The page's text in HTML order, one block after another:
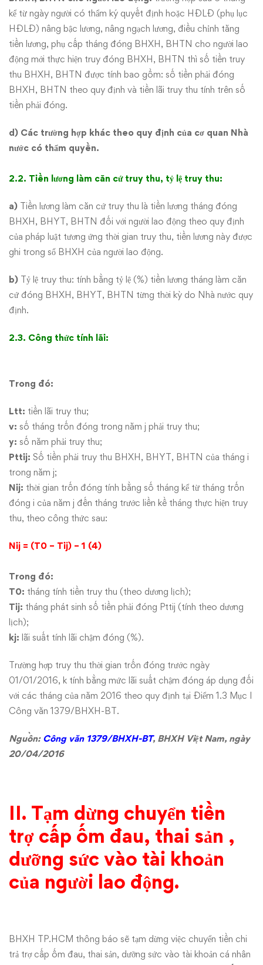
kể từ ngày người có thẩm ký quyết định hoặc HĐLĐ (phụ lục
HĐLĐ) nâng bậc lương, nâng ngạch lương, điều chỉnh tăng
tiền lương, phụ cấp tháng đóng BHXH, BHTN cho người lao
động mới thực hiện truy đóng BHXH, BHTN thì số tiền truy
thu BHXH, BHTN được tính bao gồm: số tiền phải đóng
BHXH, BHTN theo quy định và tiền lãi truy thu tính trên số
tiền phải đóng.
d) Các trường hợp khác theo quy định của cơ quan Nhà
nước có thẩm quyền.
2.2. Tiền lương làm căn cứ truy thu, tỷ lệ truy thu:
a) Tiền lương làm căn cứ truy thu là tiền lương tháng đóng
BHXH, BHYT, BHTN đối với người lao động theo quy định
của pháp luật tương ứng thời gian truy thu, tiền lương này được
ghi trong sổ BHXH của người lao động.
b) Tỷ lệ truy thu: tính bằng tỷ lệ (%) tiền lương tháng làm căn
cứ đóng BHXH, BHYT, BHTN từng thời kỳ do Nhà nước quy
định.
2.3. Công thức tính lãi:
Trong đó:
Ltt: tiền lãi truy thu;
v: số tháng trốn đóng trong năm j phải truy thu;
y: số năm phải truy thu;
Pttij: Số tiền phải truy thu BHXH, BHYT, BHTN của tháng i
trong năm j;
Nij: thời gian trốn đóng tính bằng số tháng kể từ tháng trốn
đóng i của năm j đến tháng trước liền kề tháng thực hiện truy
thu, theo công thức sau:
Nij = (T0 – Tij) – 1 (4)
Trong đó:
T0: tháng tính tiền truy thu (theo dương lịch);
Tij: tháng phát sinh số tiền phải đóng Pttij (tính theo dương
lịch);
kj: lãi suất tính lãi chậm đóng (%).
Trường hợp truy thu thời gian trốn đóng trước ngày
01/01/2016, k tính bằng mức lãi suất chậm đóng áp dụng đối
với các tháng của năm 2016 theo quy định tại Điểm 1.3 Mục I
Công văn 1379/BHXH-BT.
Nguồn: Công văn 1379/BHXH-BT, BHXH Việt Nam, ngày
20/04/2016
II. Tạm dừng chuyển tiền
trợ cấp ốm đau, thai sản ,
dưỡng sức vào tài khoản
của người lao động.
BHXH TP.HCM thông báo sẽ tạm dừng việc chuyển tiền chi
trả trợ cấp ốm đau, thai sản, dưỡng sức vào tài khoản cá nhân